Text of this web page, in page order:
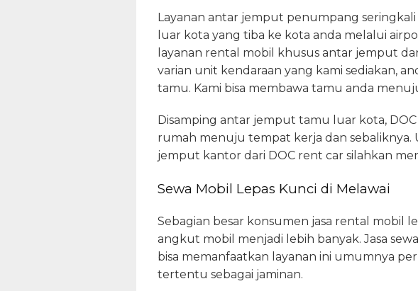
Layanan antar jemput penumpang
luar kota yang tiba ke kota anda melalui
layanan rental mobil khusus antar jemput
varian unit kendaraan yang kami sediakan,
tamu. Kami bisa membawa tamu anda
Disamping antar jemput tamu luar kota,
rumah menuju tempat kerja dan
jemput kantor dari DOC rent car silahkan
Sewa Mobil Lepas Kunci di Melawai
Sebagian besar konsumen jasa rental mobil
angkut mobil menjadi lebih banyak. Jasa
bisa memanfaatkan layanan ini umumnya
tertentu sebagai jaminan.